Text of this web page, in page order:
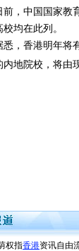
中国国家教育
均在此列。
香港明年将有
内地院校，将由
权指香港资讯自由